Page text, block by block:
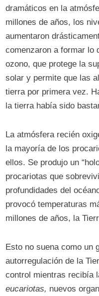
dramáticos en la
millones de años, los
aumentaron
comenzaron a formar lo
ozono, que protege la
solar y permite que las
tierra por primera vez.
la tierra había sido
La atmósfera recién
la mayoría de los
ellos. Se produjo un
procariotas que
profundidades del
provocó temperaturas
millones de años, la
Esto no suena como un
autorregulación de la
control mientras recibía
eucariotas, nuevos